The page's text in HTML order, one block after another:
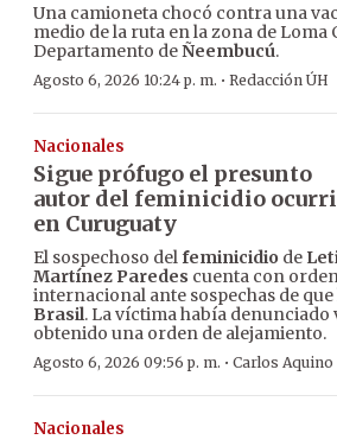
Una camioneta chocó contra una
medio de la ruta en la zona de Loma
Departamento deÑeembucú.
Agosto 6, 2026 10:24 p. m. · Redacción ÚH
Nacionales
Sigue prófugo el presunto
autor del feminicidio
en Curuguaty
El sospechoso delfeminicidio de
Martínez Paredes cuenta con
internacional ante sospechas de
Brasil. La víctima había denunciado
obtenido una orden de alejamiento.
Agosto 6, 2026 09:56 p. m. · Carlos Aquino
Nacionales